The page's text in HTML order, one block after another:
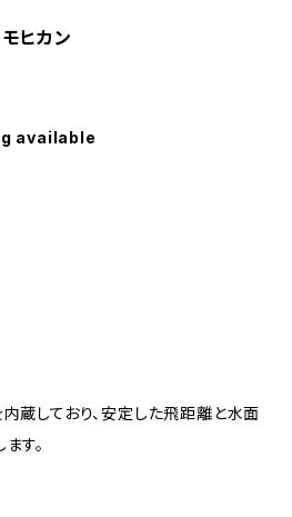
ヒカン
available
蔵しており、安定した飛距離と水面
す。